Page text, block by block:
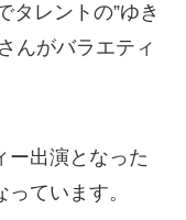
タレントの”ゆき
んがバラエティ
ー出演となった
ています。